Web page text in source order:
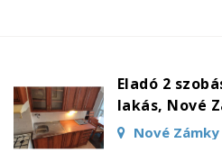
Eladó 2
lakás, Nové
Nové Zámky